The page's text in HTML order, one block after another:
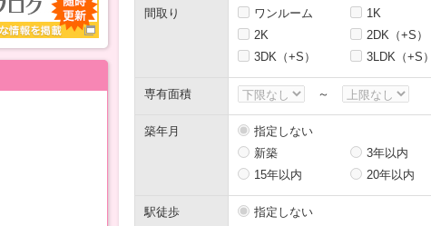
間取り ワンルーム 1K
2K
2DK（+S）
3DK（+S）
3LDK（+S）
専有面積 ～
築年月
指定しない
新築
3年以内
15年以内
20年以内
駅徒歩
指定しない